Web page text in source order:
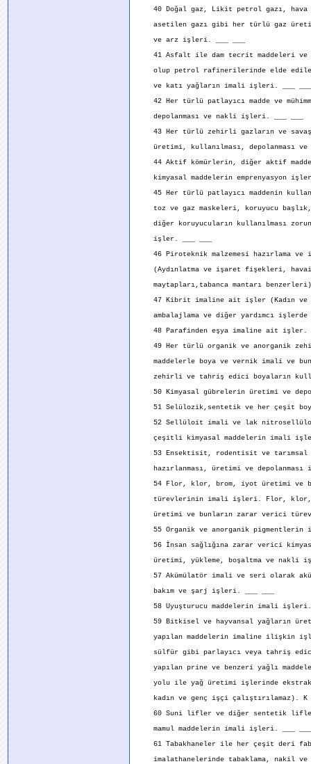
40 Doğal gaz, Likit petrol gazı, hava
asetilen gazı gibi her türlü gaz
ve arz işleri. ___ ___
41 Asfalt ile dam tecrit maddeleri ve
olup petrol rafinerilerinde elde
ve katı yağların imali işleri. ___ ___
42 Her türlü patlayıcı madde ve
depolanması ve nakli işleri. ___ ___
43 Her türlü zehirli gazların ve savaş
üretimi, kullanılması, depolanması
44 Aktif kömürlerin, diğer aktif
kimyasal maddelerin emprenyasyon
45 Her türlü patlayıcı maddenin
toz ve gaz maskeleri, koruyucu
diğer koruyucuların kullanılması
işler. ___ ___
46 Piroteknik malzemesi hazırlama
(Aydınlatma ve işaret fişekleri,
maytapları,tabanca mantarı
47 Kibrit imaline ait işler (Kadın ve
ambalajlama ve diğer yardımcı
48 Parafinden eşya imaline ait işler.
49 Her türlü organik ve anorganik
maddelerle boya ve vernik imali ve
zehirli ve tahriş edici boyaların
50 Kimyasal gübrelerin üretimi ve
51 Selülozik,sentetik ve her çeşit
52 Sellüloit imali ve lak
çeşitli kimyasal maddelerin imali
53 Ensektisit, rodentisit ve tarımsal
hazırlanması, üretimi ve depolanması
54 Flor, klor, brom, iyot üretimi ve
türevlerinin imali işleri. Flor, klor,
üretimi ve bunların zarar verici
55 Organik ve anorganik pigmentlerin
56 İnsan sağlığına zarar verici
üretimi, yükleme, boşaltma ve nakli
57 Akümülatör imali ve seri olarak
bakım ve şarj işleri. ___ ___
58 Uyuşturucu maddelerin imali işleri.
59 Bitkisel ve hayvansal yağların
yapılan maddelerin imaline ilişkin
sülfür gibi parlayıcı veya tahriş
yapılan prine ve benzeri yağlı
yolu ile yağ üretimi işlerinde
kadın ve genç işçi çalıştırılamaz). K
60 Suni lifler ve diğer sentetik lifler
mamul maddelerin imali işleri. ___ ___
61 Tabakhaneler ile her çeşit deri
imalathanelerinde tabaklama, nakil ve